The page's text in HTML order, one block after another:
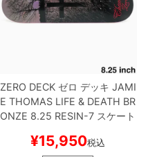
ZERO DECKゼロ デッキ JAMI
E THOMAS LIFE & DEATH BR
ONZE 8.25 RESIN-7 スケート
¥15,950税込